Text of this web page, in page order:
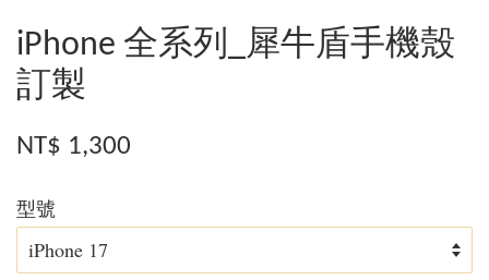
iPhone 全系列_犀牛盾手機殼
訂製
NT$ 1,300
型號